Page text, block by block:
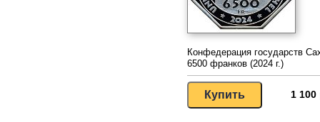
Конфедерация государств
6500 франков (2024 г.)
1 100